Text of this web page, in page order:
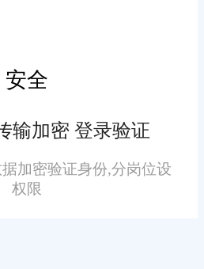
化备货、发货、
生，实现库存长效
化系统怎么解
?库存同步难题的
仓储数据、流程割
体化系统通过数
动、智能管控、
安全
输加密 登录验证
加密验证身份,分岗位设
权限